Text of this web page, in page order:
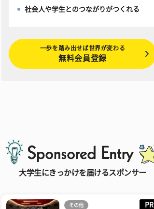
社会人や学生とのつながりがつくれる
一歩を踏み出せば世界が変わる
無料会員登録
大学生にきっかけを届けるスポンサー
その他 PR